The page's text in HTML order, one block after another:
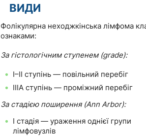
ВИДИ
Фолікулярна неходжкінська лімфома
ознаками:
За гістологічним ступенем (grade):
I–II ступінь — повільний перебіг
IIIA ступінь — проміжний перебіг
За стадією поширення (Ann Arbor):
I стадія — ураження однієї групи
лімфовузлів